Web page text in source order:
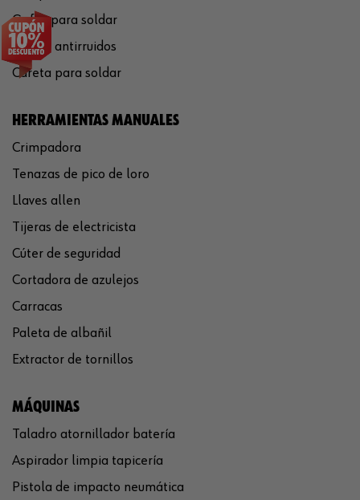
Gafas para soldar
Cascos antirruidos
Careta para soldar
HERRAMIENTAS MANUALES
Crimpadora
Tenazas de pico de loro
Llaves allen
Tijeras de electricista
Cúter de seguridad
Cortadora de azulejos
Carracas
Paleta de albañil
Extractor de tornillos
MÁQUINAS
Taladro atornillador batería
Aspirador limpia tapicería
Pistola de impacto neumática